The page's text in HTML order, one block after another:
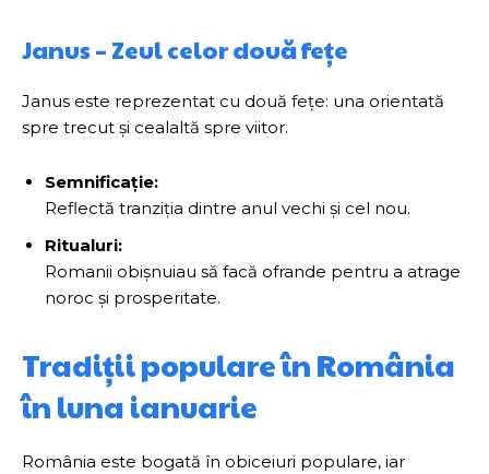
Janus – Zeul celor două fețe
Janus este reprezentat cu două fețe: una orientată
spre trecut și cealaltă spre viitor.
Semnificație:
Reflectă tranziția dintre anul vechi și cel nou.
Ritualuri:
Romanii obișnuiau să facă ofrande pentru a atrage
noroc și prosperitate.
Tradiții populare în România
în luna ianuarie
România este bogată în obiceiuri populare, iar